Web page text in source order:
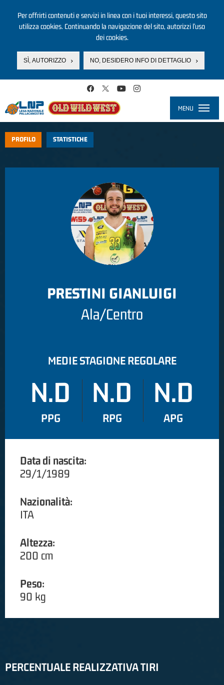
Per offrirti contenuti e servizi in linea con i tuoi interessi, questo sito
utilizza cookies. Continuando la navigazione del sito, autorizzi l’uso
dei cookies.
SÌ, AUTORIZZO NO, DESIDERO INFO DI DETTAGLIO
MENU
PROFILO STATISTICHE
PRESTINI GIANLUIGI
Ala/Centro
MEDIE STAGIONE REGOLARE
N.D
PPG
N.D
RPG
N.D
APG
Data di nascita:
29/1/1989
Nazionalità:
ITA
Altezza:
200 cm
Peso:
90 kg
PERCENTUALE REALIZZATIVA TIRI